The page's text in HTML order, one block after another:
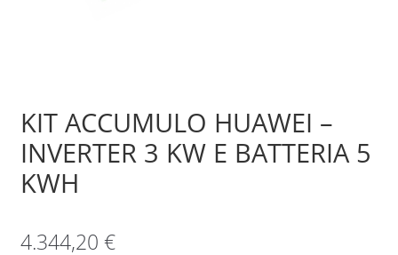
KIT ACCUMULO HUAWEI –
INVERTER 3 KW E BATTERIA 5
KWH
4.344,20 €